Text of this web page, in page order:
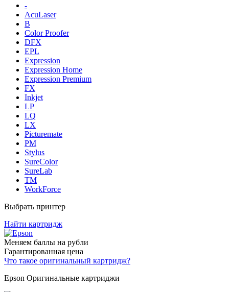
-
AcuLaser
B
Color Proofer
DFX
EPL
Expression
Expression Home
Expression Premium
FX
Inkjet
LP
LQ
LX
Picturemate
PM
Stylus
SureColor
SureLab
TM
WorkForce
Выбрать принтер
Найти картридж
Меняем баллы на рубли
Гарантированная цена
Что такое оригинальный картридж?
Epson Оригинальные картриджи